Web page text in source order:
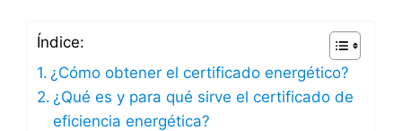
Índice:
¿Cómo obtener el certificado energético?
¿Qué es y para qué sirve el certificado de
eficiencia energética?